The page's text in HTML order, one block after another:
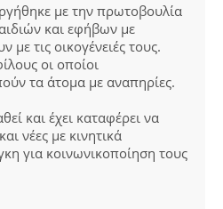
με την πρωτοβουλία
και εφήβων με
με τις οικογένειές τους.
οι οποίοι
τα άτομα με αναπηρίες.
και έχει καταφέρει να
νέες με κινητικά
για κοινωνικοποίηση τους